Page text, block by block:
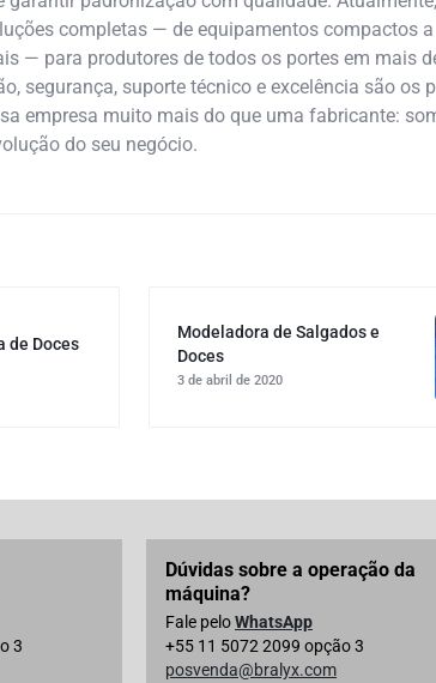
completas — de equipamentos compactos a
— para produtores de todos os portes em mais
segurança, suporte técnico e excelência são os
empresa muito mais do que uma fabricante:
do seu negócio.
de Doces
Modeladora de Salgados e
Doces
3 de abril de 2020
3
Dúvidas sobre a operação da
máquina?
Fale peloWhatsApp
+55 11 5072 2099 opção 3
posvenda@bralyx.com